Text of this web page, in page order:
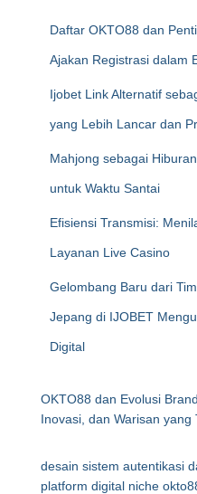
Daftar OKTO88 dan
Ajakan Registrasi dalam
Ijobet Link Alternatif
yang Lebih Lancar dan
Mahjong sebagai
untuk Waktu Santai
Efisiensi Transmisi:
Layanan Live Casino
Gelombang Baru dari
Jepang di IJOBET
Digital
OKTO88 dan Evolusi
Inovasi, dan Warisan yang
desain sistem autentikasi
platform digital niche